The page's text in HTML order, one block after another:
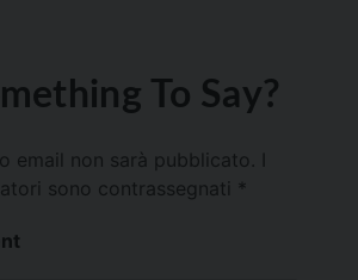
To Say?
email non sarà pubblicato.
sono contrassegnati *